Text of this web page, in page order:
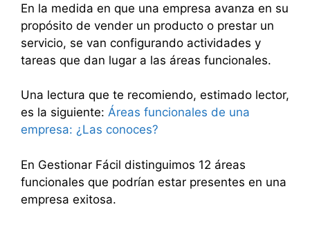
En la medida en que una empresa avanza en su
propósito de vender un producto o prestar un
servicio, se van configurando actividades y
tareas que dan lugar a las áreas funcionales.
Una lectura que te recomiendo, estimado lector,
es la siguiente: Áreas funcionales de una
empresa: ¿Las conoces?
En Gestionar Fácil distinguimos 12 áreas
funcionales que podrían estar presentes en una
empresa exitosa.